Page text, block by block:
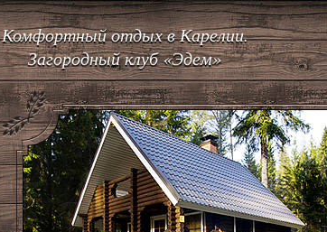
Комфортный отдых в Карелии.
Загородный клуб «Эдем»